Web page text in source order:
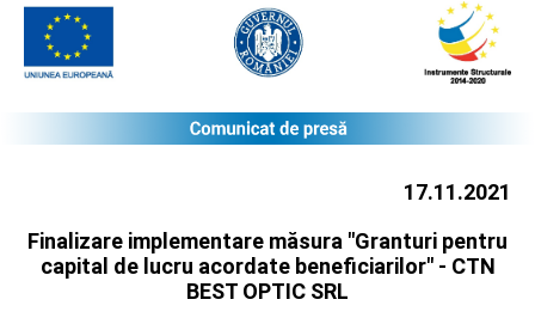
17.11.2021
Finalizare implementare măsura "Granturi pentru
capital de lucru acordate beneficiarilor" - CTN
BEST OPTIC SRL